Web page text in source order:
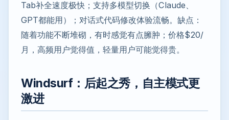
Tab补全速度极快；支持多模型切换（Claude、
GPT都能用）；对话式代码修改体验流畅。缺点：
随着功能不断堆砌，有时感觉有点臃肿；价格$20/
月，高频用户觉得值，轻量用户可能觉得贵。
Windsurf：后起之秀，自主模式更
激进